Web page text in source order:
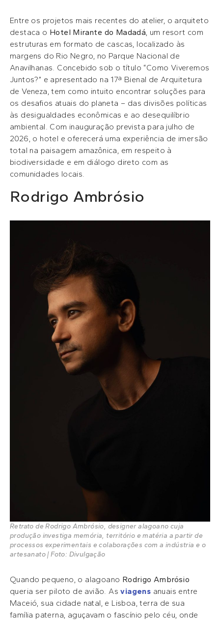
Entre os projetos mais recentes do atelier, o arquiteto
destaca o Hotel Mirante do Madadá , um resort com
estruturas em formato de cascas, localizado às
margens do Rio Negro, no Parque Nacional de
Anavilhanas. Concebido sob o título “Como Viveremos
Juntos?” e apresentado na 17ª Bienal de Arquitetura
de Veneza, tem como intuito encontrar soluções para
os desafios atuais do planeta – das divisões políticas
às desigualdades econômicas e ao desequilíbrio
ambiental. Com inauguração prevista para julho de
2026, o hotel e oferecerá uma experiência de imersão
total na paisagem amazônica, em respeito à
biodiversidade e em diálogo direto com as
comunidades locais.
Rodrigo Ambrósio
Retrato de Rodrigo Ambrósio, designer alagoano cuja
produção investiga memória, território e matéria a partir de
processos experimentais e colaborações com a indústria e o
artesanato | Foto: Divulgação
Quando pequeno, o alagoano Rodrigo Ambrósio
queria ser piloto de avião. Asviagens anuais entre
Maceió, sua cidade natal, e Lisboa, terra de sua
família paterna, aguçavam o fascínio pelo céu, onde